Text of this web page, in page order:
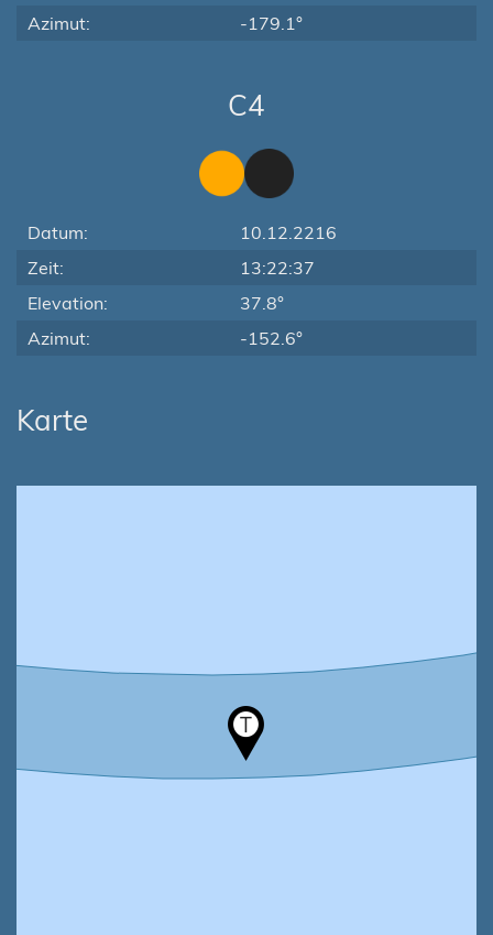
Azimut:
-179.1°
C4
Datum:
10.12.2216
Zeit:
13:22:37
Elevation:
37.8°
Azimut:
-152.6°
Karte